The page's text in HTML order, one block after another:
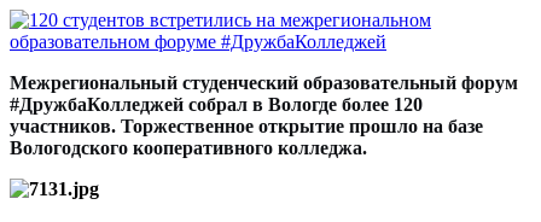
Межрегиональный студенческий образовательный форум
#ДружбаКолледжей собрал в Вологде более 120
участников. Торжественное открытие прошло на базе
Вологодского кооперативного колледжа.